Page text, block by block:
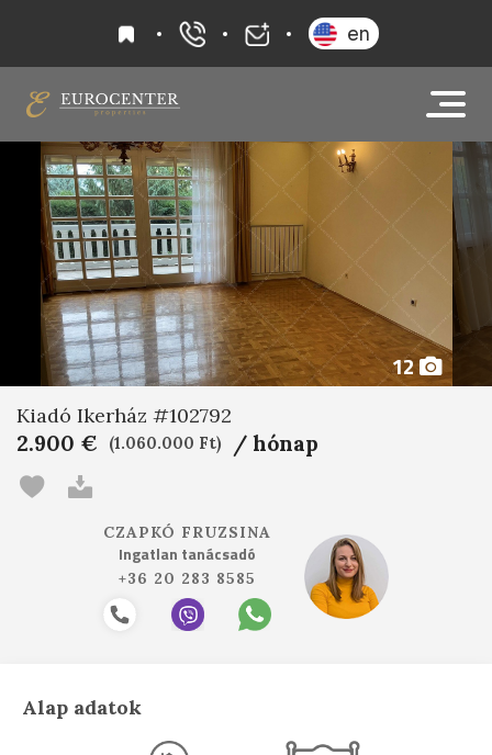
kedvencek+36 20 919 0005
en
12
Kiadó Ikerház #102792
2.900 € (1.060.000 Ft) / hónap
CZAPKÓ FRUZSINA
Ingatlan tanácsadó
+36 20 283 8585
Alap adatok